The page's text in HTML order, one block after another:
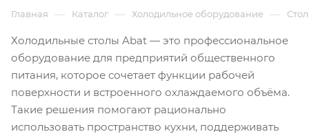
Главная — Каталог — Холодильное оборудование —
Холодильные столы Abat — это профессиональное
оборудование для предприятий общественного
питания, которое сочетает функции рабочей
поверхности и встроенного охлаждаемого объёма.
Такие решения помогают рационально
использовать пространство кухни, поддерживать